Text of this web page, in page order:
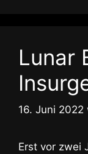
Lunar
16. Juni 2022
Erst vor zwei